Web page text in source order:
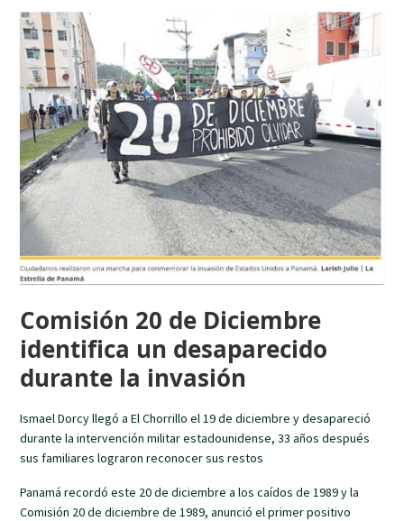
Comisión 20 de Diciembre
identifica un desaparecido
durante la invasión
Ismael Dorcy llegó a El Chorrillo el 19 de diciembre y desapareció
durante la intervención militar estadounidense, 33 años después
sus familiares lograron reconocer sus restos
Panamá recordó este 20 de diciembre a los caídos de 1989 y la
Comisión 20 de diciembre de 1989, anunció el primer positivo